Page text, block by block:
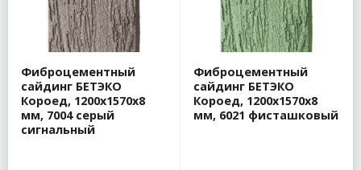
Фиброцементный
сайдинг БЕТЭКО
Короед, 1200х1570х8
мм, 7004 серый
сигнальный
Фиброцементный
сайдинг БЕТЭКО
Короед, 1200х1570х8
мм, 6021 фисташковый